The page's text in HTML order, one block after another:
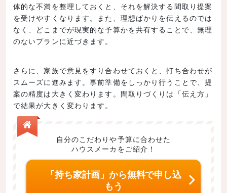
体的な不満を整理しておくと、それを解決する間取り提案
を受けやすくなります。また、理想ばかりを伝えるのでは
なく、どこまでが現実的な予算かを共有することで、無理
のないプランに近づきます。
さらに、家族で意見をすり合わせておくと、打ち合わせが
スムーズに進みます。事前準備をしっかり行うことで、提
案の精度は大きく変わります。間取りづくりは「伝え方」
で結果が大きく変わります。
自分のこだわりや予算に合わせた
ハウスメーカをご紹介！
「持ち家計画」から無料で申し込
もう